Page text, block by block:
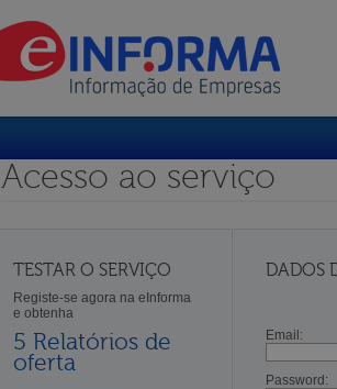
Acesso ao serviço
TESTAR O SERVIÇO
Registe-se agora na eInforma
e obtenha
5 Relatórios de
oferta
DADOS
Email:
Password: